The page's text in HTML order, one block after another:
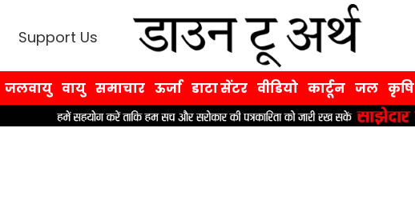
Support Us
जलवायु वायु समाचार ऊर्जा डाटा सेंटर वीडियो कार्टून जल कृषि